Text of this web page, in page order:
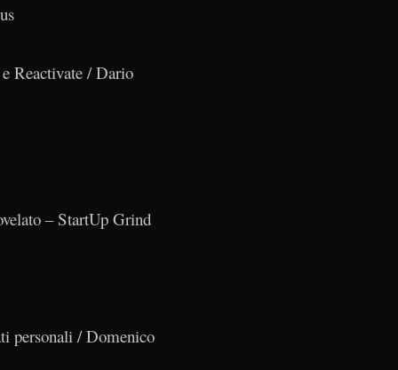
Reactivate / Dario
– StartUp Grind
personali / Domenico